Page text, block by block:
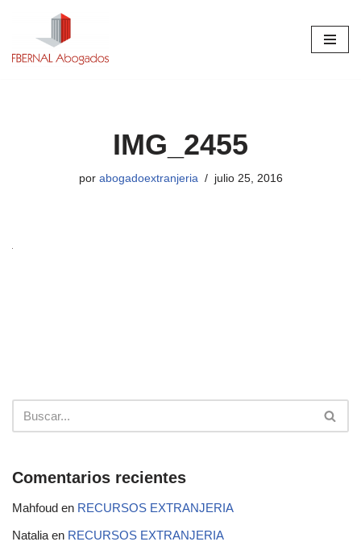
Saltar
al
IMG_2455
por abogadoextranjeria julio 25, 2016
Comentarios recientes
Mahfoud en RECURSOS EXTRANJERIA
Natalia en RECURSOS EXTRANJERIA